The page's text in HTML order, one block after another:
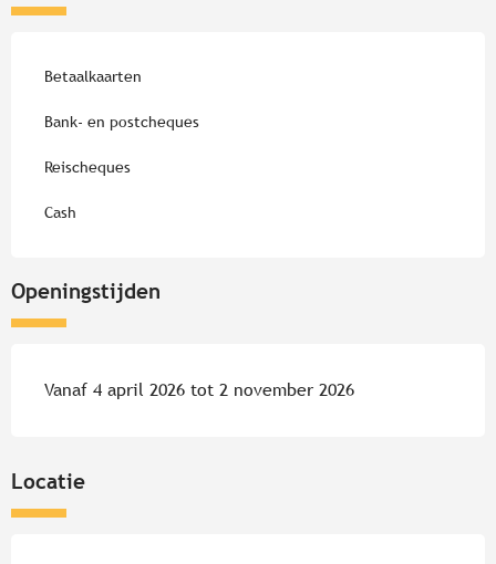
Betaalkaarten
Bank- en postcheques
Reischeques
Cash
Openingstijden
Vanaf 4 april 2026 tot 2 november 2026
Locatie